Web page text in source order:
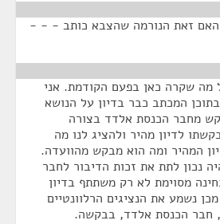
זאת הנורמה שהצבא כותב - - -
מה שקרה כאן בפעם הקודמת. אני
המכתב כבר בדיון על הנושא
מחבר הכנסת אלדד בצורה
לדיון מהיר ולהציג לנו מה
המהיר ומה הוא מבקש מהוועדה.
נכון לתת את זכות הדיבור לחבר
מסוימת לא רק משתתף בדיון
נשמע את הנציגים הרלוונטיים
חבר הכנסת אלדד, בבקשה.